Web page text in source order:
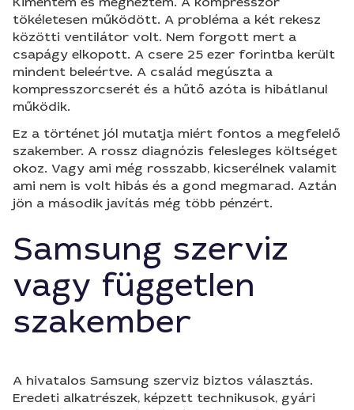
tökéletesen működött. A probléma a két rekesz
közötti ventilátor volt. Nem forgott mert a
csapágy elkopott. A csere 25 ezer forintba került
mindent beleértve. A család megúszta a
kompresszorcserét és a hűtő azóta is hibátlanul
működik.
Ez a történet jól mutatja miért fontos a megfelelő
szakember. A rossz diagnózis felesleges költséget
okoz. Vagy ami még rosszabb, kicserélnek valamit
ami nem is volt hibás és a gond megmarad. Aztán
jön a második javítás még több pénzért.
Samsung szerviz
vagy független
szakember
A hivatalos Samsung szerviz biztos választás.
Eredeti alkatrészek, képzett technikusok, gyári